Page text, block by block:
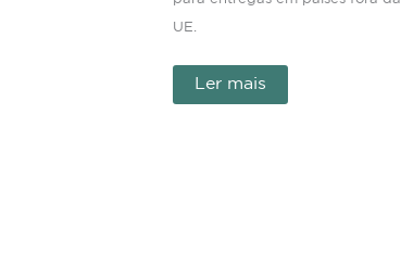
UE.
Ler mais